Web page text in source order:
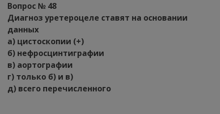
Вопрос № 48
Диагноз уретероцеле ставят на основании
данных
а) цистоскопии (+)
б) нефросцинтиграфии
в) аортографии
г) только б) и в)
д) всего перечисленного